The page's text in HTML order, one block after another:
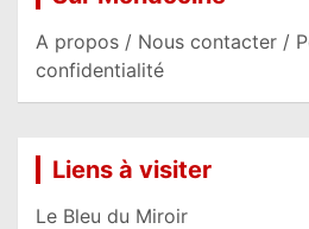
A propos / Nous contacter /
confidentialité
Liens à visiter
Le Bleu du Miroir